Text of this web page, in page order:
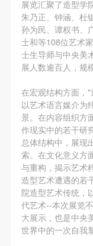
展览汇聚了造型学
朱乃正、钟涵、杜
孙为民、谭权书、
士和等108位艺术
士生导师与中央美
展人数逾百人，规
在宏观结构方面，"
以艺术语言媒介为
景。在内容组织方
作现实中的若干研
总体结构中，展现
索。在文化意义方
与重构，揭示艺术
造型艺术遭遇的若
院造型艺术传统，
代艺术--本次展览
大展示，也是中央
世界中的一次自我
励参加者自行购
故，活动中任何
事故的任何责任
成员应当积极主
身不承担任何法
的人身安全不负
第五条
参加活动者在此
序、维护美术馆
衍生品的安全。
地、空间、艺术
破坏。活动中任
应的责任与损失
文、组织规定进
任和经济责任。
励参加者自行购
故，活动中任何
事故的任何责任
成员应当积极主
身不承担任何法
的人身安全不负
第五条
参加活动者在此
序、维护美术馆
衍生品的安全。
地、空间、艺术
破坏。活动中任
应的责任与损失
文、组织规定进
任和经济责任。
励参加者自行购
故，活动中任何
事故的任何责任
成员应当积极主
身不承担任何法
的人身安全不负
第五条
参加活动者在此
序、维护美术馆
衍生品的安全。
地、空间、艺术
破坏。活动中任
应的责任与损失
文、组织规定进
任和经济责任。
手机号码